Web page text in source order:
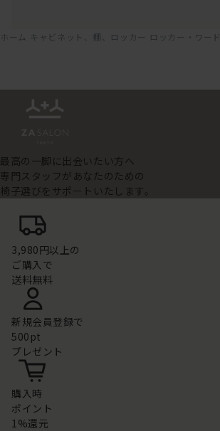
ホーム キャビネット、棚、ロッカー ロッカー・ワー
最高の一脚に出会いたい方へ
専門スタッフがあなたのための
椅子選びをサポートいたします。
3,980円以上の
ご購入で
送料無料
新規会員登録で
500pt
プレゼント
購入時
ポイント
1%還元